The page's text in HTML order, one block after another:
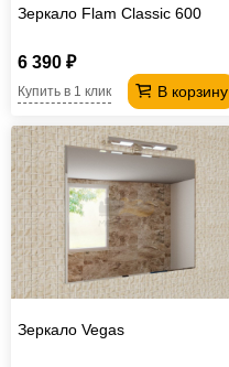
Зеркало Flam Classic 600
6 390 ₽
В корзину
Купить в 1 клик
Зеркало Vegas